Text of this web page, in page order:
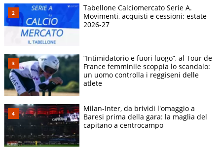
Tabellone Calciomercato Serie A.
Movimenti, acquisti e cessioni: estate
2026-27
“Intimidatorio e fuori luogo”, al Tour de
France femminile scoppia lo scandalo:
un uomo controlla i reggiseni delle
atlete
Milan-Inter, da brividi l'omaggio a
Baresi prima della gara: la maglia del
capitano a centrocampo